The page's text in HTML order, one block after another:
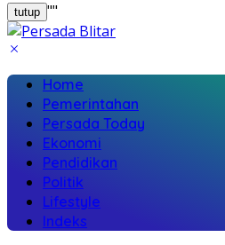
tutup ""
Home
Pemerintahan
Persada Today
Ekonomi
Pendidikan
Politik
Lifestyle
Indeks